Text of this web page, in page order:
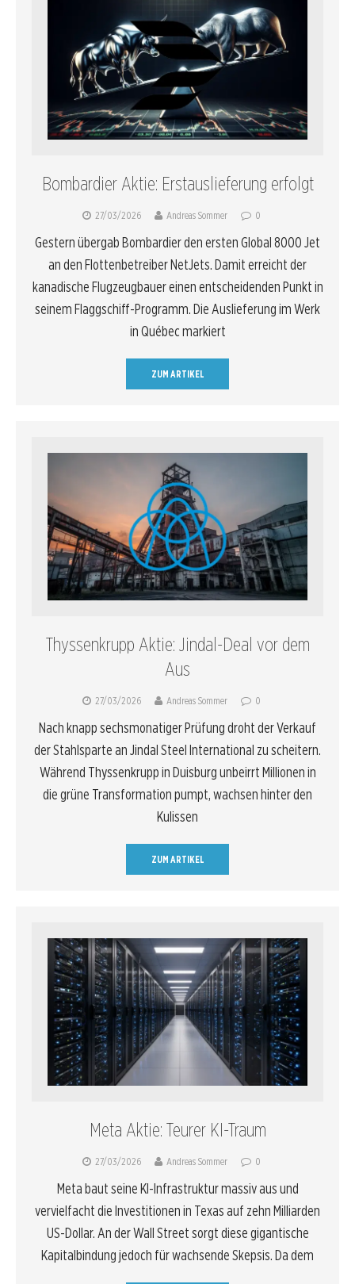
Bombardier Aktie: Erstauslieferung erfolgt
27/03/2026 Andreas Sommer 0
Gestern übergab Bombardier den ersten Global 8000 Jet
an den Flottenbetreiber NetJets. Damit erreicht der
kanadische Flugzeugbauer einen entscheidenden Punkt in
seinem Flaggschiff-Programm. Die Auslieferung im Werk
in Québec markiert
ZUM ARTIKEL
Thyssenkrupp Aktie: Jindal-Deal vor dem
Aus
27/03/2026 Andreas Sommer 0
Nach knapp sechsmonatiger Prüfung droht der Verkauf
der Stahlsparte an Jindal Steel International zu scheitern.
Während Thyssenkrupp in Duisburg unbeirrt Millionen in
die grüne Transformation pumpt, wachsen hinter den
Kulissen
ZUM ARTIKEL
Meta Aktie: Teurer KI-Traum
27/03/2026 Andreas Sommer 0
Meta baut seine KI-Infrastruktur massiv aus und
vervielfacht die Investitionen in Texas auf zehn Milliarden
US-Dollar. An der Wall Street sorgt diese gigantische
Kapitalbindung jedoch für wachsende Skepsis. Da dem